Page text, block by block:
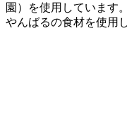
園）を使用しています。
やんばるの食材を使用